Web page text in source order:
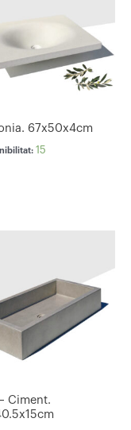
15
67x50x4cm
Ciment.